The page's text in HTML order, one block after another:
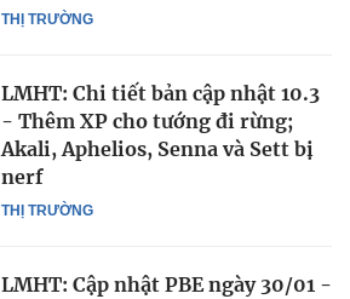
THỊ TRƯỜNG
THỊ TRƯỜNG
LMHT: Chi tiết bản cập nhật 10.3
- Thêm XP cho tướng đi rừng;
Akali, Aphelios, Senna và Sett bị
nerf
LMHT: Cập nhật PBE ngày 30/01 -